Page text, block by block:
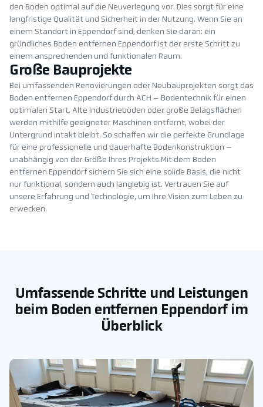
den Boden optimal auf die Neuverlegung vor. Dies sorgt für eine
langfristige Qualität und Sicherheit in der Nutzung. Wenn Sie an
einem Standort in Eppendorf sind, denken Sie daran: ein
gründliches Boden entfernen Eppendorf ist der erste Schritt zu
einem ansprechenden und funktionalen Raum.
Große Bauprojekte
Bei umfassenden Renovierungen oder Neubauprojekten sorgt das
Boden entfernen Eppendorf durch ACH – Bodentechnik für einen
optimalen Start. Alte Industrieböden oder große Belagsflächen
werden mithilfe geeigneter Maschinen entfernt, wobei der
Untergrund intakt bleibt. So schaffen wir die perfekte Grundlage
für eine professionelle und dauerhafte Bodenkonstruktion –
unabhängig von der Größe Ihres Projekts.Mit dem Boden
entfernen Eppendorf sichern Sie sich eine solide Basis, die nicht
nur funktional, sondern auch langlebig ist. Vertrauen Sie auf
unsere Erfahrung und Technologie, um Ihre Vision zum Leben zu
erwecken.
Umfassende Schritte und Leistungen
beim Boden entfernen Eppendorf im
Überblick